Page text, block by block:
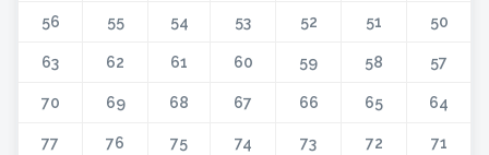
50
51
52
53
54
55
56
57
58
59
60
61
62
63
64
65
66
67
68
69
70
71
72
73
74
75
76
77